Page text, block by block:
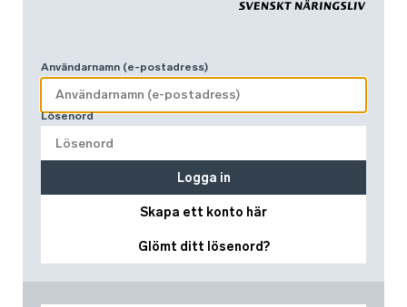
Användarnamn (e-postadress)
Lösenord
Skapa ett konto här
Glömt ditt lösenord?
Logga in